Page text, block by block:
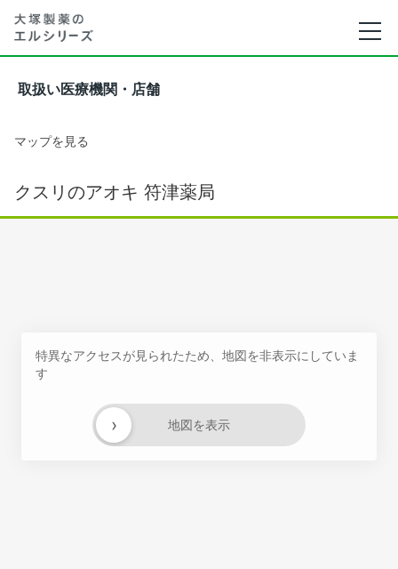
取扱い医療機関・店舗
マップを見る
クスリのアオキ 符津薬局
特異なアクセスが見られたため、地図を非表示にしていま
す
地図を表示
›